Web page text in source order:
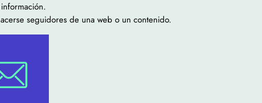
seguidores de una web o un contenido.